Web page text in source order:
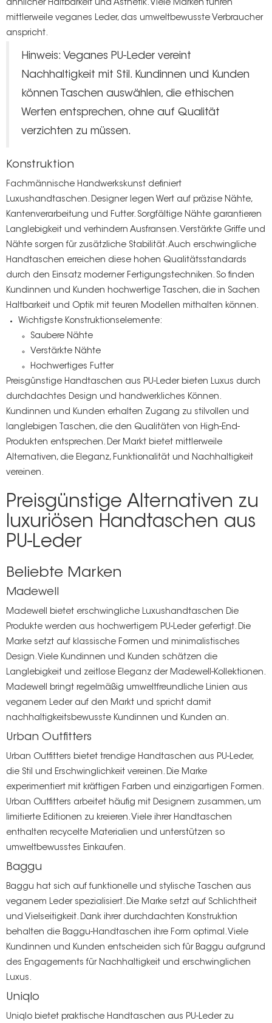
ähnlicher Haltbarkeit und Ästhetik. Viele Marken führen
mittlerweile veganes Leder, das umweltbewusste Verbraucher
anspricht.
Hinweis: Veganes PU-Leder vereint
Nachhaltigkeit mit Stil. Kundinnen und Kunden
können Taschen auswählen, die ethischen
Werten entsprechen, ohne auf Qualität
verzichten zu müssen.
Konstruktion
Fachmännische Handwerkskunst definiert
Luxushandtaschen. Designer legen Wert auf präzise Nähte,
Kantenverarbeitung und Futter. Sorgfältige Nähte garantieren
Langlebigkeit und verhindern Ausfransen. Verstärkte Griffe und
Nähte sorgen für zusätzliche Stabilität. Auch erschwingliche
Handtaschen erreichen diese hohen Qualitätsstandards
durch den Einsatz moderner Fertigungstechniken. So finden
Kundinnen und Kunden hochwertige Taschen, die in Sachen
Haltbarkeit und Optik mit teuren Modellen mithalten können.
Wichtigste Konstruktionselemente:
Saubere Nähte
Verstärkte Nähte
Hochwertiges Futter
Preisgünstige Handtaschen aus PU-Leder bieten Luxus durch
durchdachtes Design und handwerkliches Können.
Kundinnen und Kunden erhalten Zugang zu stilvollen und
langlebigen Taschen, die den Qualitäten von High-End-
Produkten entsprechen. Der Markt bietet mittlerweile
Alternativen, die Eleganz, Funktionalität und Nachhaltigkeit
vereinen.
Preisgünstige Alternativen zu
luxuriösen Handtaschen aus
PU-Leder
Beliebte Marken
Madewell
Madewell bietet erschwingliche Luxushandtaschen Die
Produkte werden aus hochwertigem PU-Leder gefertigt. Die
Marke setzt auf klassische Formen und minimalistisches
Design. Viele Kundinnen und Kunden schätzen die
Langlebigkeit und zeitlose Eleganz der Madewell-Kollektionen.
Madewell bringt regelmäßig umweltfreundliche Linien aus
veganem Leder auf den Markt und spricht damit
nachhaltigkeitsbewusste Kundinnen und Kunden an.
Urban Outfitters
Urban Outfitters bietet trendige Handtaschen aus PU-Leder,
die Stil und Erschwinglichkeit vereinen. Die Marke
experimentiert mit kräftigen Farben und einzigartigen Formen.
Urban Outfitters arbeitet häufig mit Designern zusammen, um
limitierte Editionen zu kreieren. Viele ihrer Handtaschen
enthalten recycelte Materialien und unterstützen so
umweltbewusstes Einkaufen.
Baggu
Baggu hat sich auf funktionelle und stylische Taschen aus
veganem Leder spezialisiert. Die Marke setzt auf Schlichtheit
und Vielseitigkeit. Dank ihrer durchdachten Konstruktion
behalten die Baggu-Handtaschen ihre Form optimal. Viele
Kundinnen und Kunden entscheiden sich für Baggu aufgrund
des Engagements für Nachhaltigkeit und erschwinglichen
Luxus.
Uniqlo
Uniqlo bietet praktische Handtaschen aus PU-Leder zu